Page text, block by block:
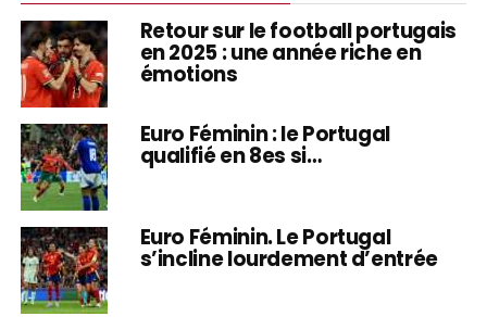
Retour sur le football portugais
en 2025 : une année riche en
émotions
Euro Féminin : le Portugal
qualifié en 8es si…
Euro Féminin. Le Portugal
s’incline lourdement d’entrée